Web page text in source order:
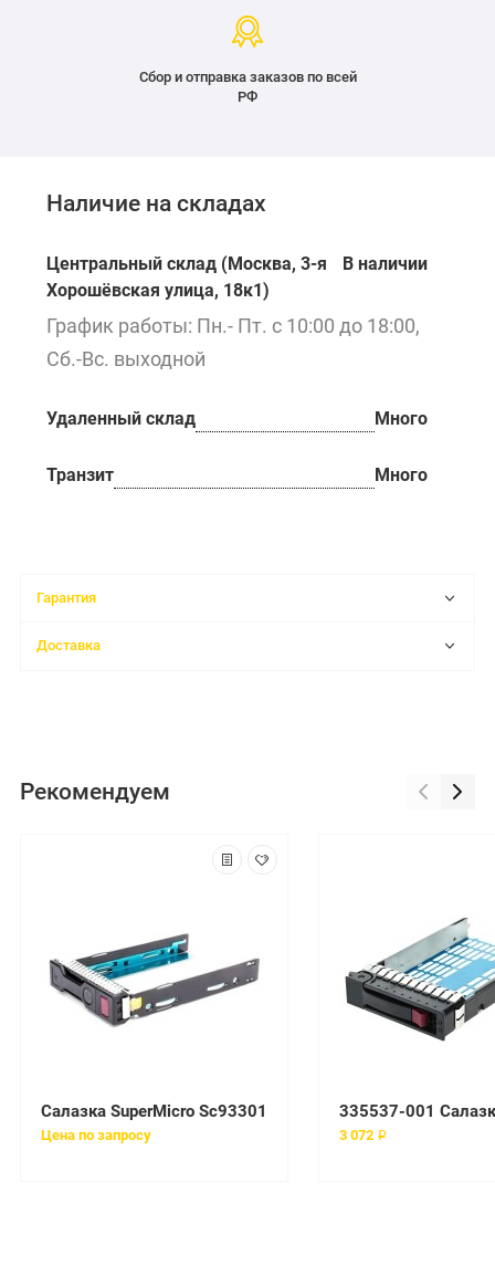
Сбор и отправка заказов по всей
РФ
Наличие на складах
Центральный склад (Москва, 3-я
Хорошёвская улица, 18к1)
В наличии
График работы: Пн.- Пт. с 10:00 до 18:00,
Сб.-Вс. выходной
Удаленный склад Много
Транзит Много
Гарантия
Доставка
Рекомендуем
Салазка SuperMicro Sc93301
Цена по запросу 3 072 ₽